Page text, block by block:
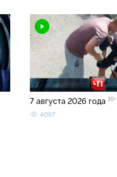
7 августа 2026 года 16+
4097